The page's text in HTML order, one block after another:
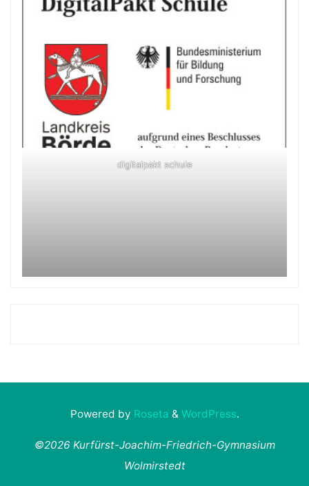
digitalpakt schule
Powered by Roseta & WordPress.
©2026 Kurfürst-Joachim-Friedrich-Gymnasium
Wolmirstedt